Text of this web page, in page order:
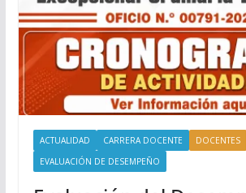
ACTUALIDAD CARRERA DOCENTE
DOCENTES
EVALUACIÓN DE DESEMPEÑO